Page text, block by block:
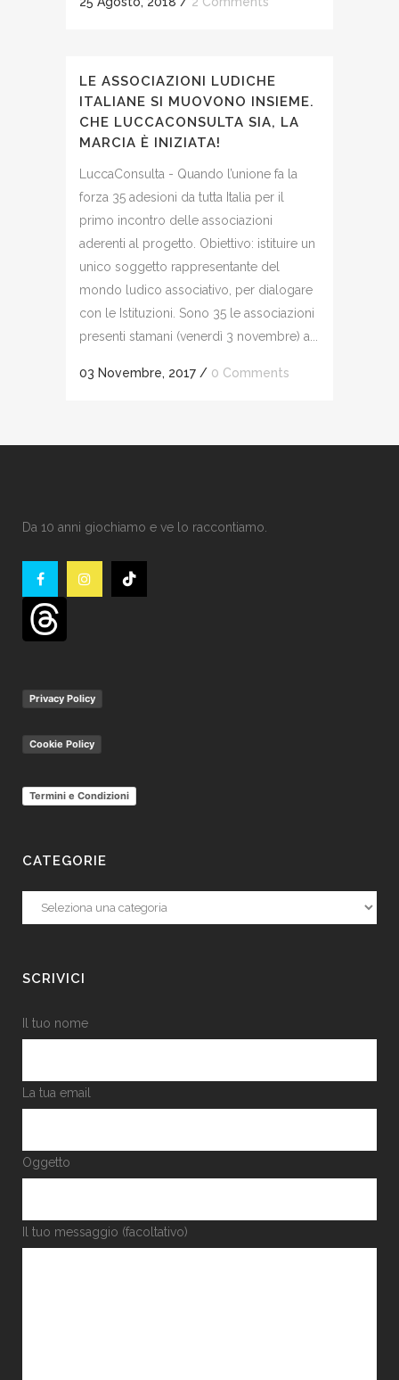
LE ASSOCIAZIONI LUDICHE
ITALIANE SI MUOVONO INSIEME.
CHE LUCCACONSULTA SIA, LA
MARCIA È INIZIATA!
LuccaConsulta - Quando l’unione fa la
forza 35 adesioni da tutta Italia per il
primo incontro delle associazioni
aderenti al progetto. Obiettivo: istituire un
unico soggetto rappresentante del
mondo ludico associativo, per dialogare
con le Istituzioni. Sono 35 le associazioni
presenti stamani (venerdì 3 novembre) a...
03 Novembre, 2017 / 0 Comments
Da 10 anni giochiamo e ve lo raccontiamo.
Privacy Policy
Cookie Policy
Termini e Condizioni
CATEGORIE
Categorie
SCRIVICI
Il tuo nome
La tua email
Oggetto
Il tuo messaggio (facoltativo)